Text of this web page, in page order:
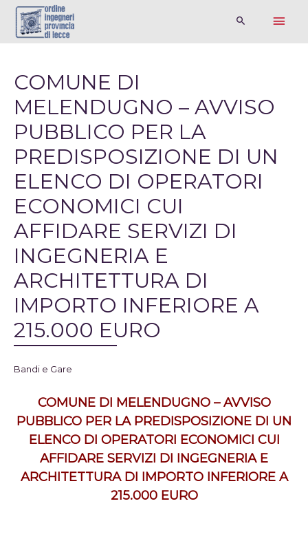
COMUNE DI
MELENDUGNO – AVVISO
PUBBLICO PER LA
PREDISPOSIZIONE DI UN
ELENCO DI OPERATORI
ECONOMICI CUI
AFFIDARE SERVIZI DI
INGEGNERIA E
ARCHITETTURA DI
IMPORTO INFERIORE A
215.000 EURO
Bandi e Gare
COMUNE DI MELENDUGNO – AVVISO
PUBBLICO PER LA PREDISPOSIZIONE DI UN
ELENCO DI OPERATORI ECONOMICI CUI
AFFIDARE SERVIZI DI INGEGNERIA E
ARCHITETTURA DI IMPORTO INFERIORE A
215.000 EURO